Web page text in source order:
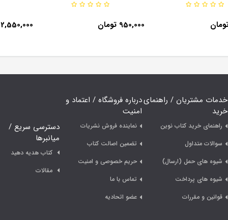
950,000 تومان 2,550,000 تومان
خدمات مشتریان / راهنمای
خرید
راهنمای خرید کتاب نوین
سوالات متداول
شیوه های حمل (ارسال)
شیوه های پرداخت
قوانین و مقررات
درباره فروشگاه / اعتماد و
امنیت
نماینده فروش نشریات
تضمین اصالت کتاب
حریم خصوصی و امنیت
تماس با ما
عضو اتحادیه
دسترسی سریع /
میانبرها
کتاب هدیه دهید
مقالات